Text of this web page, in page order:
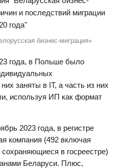
бизнес-миграция»
года, в Польше было
заняты в IT, а часть из них
используя ИП как формат
2023 года, в регистре
компания (492 включая
в госреестре)
Беларуси. Плюс,